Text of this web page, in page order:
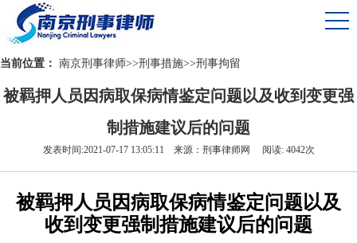
当前位置： 南京刑事律师>>刑事措施>>刑事拘留
被羁押人员因病取保病情鉴定问题以及收到变更强
制措施建议后的问题
发表时间:2021-07-17 13:05:11 来源：刑事律师网 阅读: 4042次
被羁押人员因病取保病情鉴定问题以及
收到变更强制措施建议后的问题